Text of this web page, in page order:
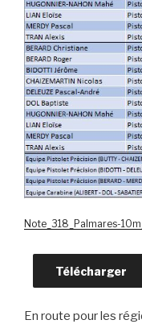
Note_318_Palmares-
Télécharger
En route pour les